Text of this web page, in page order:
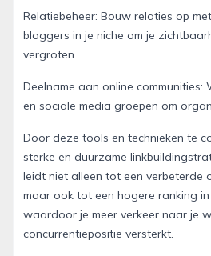
Relatiebeheer: Bouw relaties op
bloggers in je niche om je
vergroten.
Deelname aan online communities:
en sociale media groepen om
Door deze tools en technieken te
sterke en duurzame
leidt niet alleen tot een verbeterde
maar ook tot een hogere ranking in
waardoor je meer verkeer naar je
concurrentiepositie versterkt.